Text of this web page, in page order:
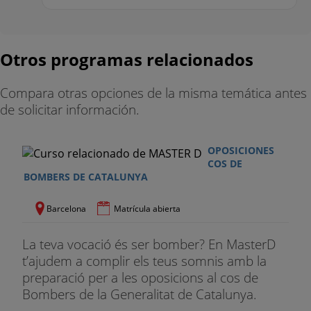
escala con agarre dígito palmar hacia el frente, a la
altura de los hombros.
Posición inicial: Flexión hombros (180º). Extensión
del codo.
Posición final: Abducción de hombros. Flexión del
codo, posición de referencia con extensión de
rodillas.
Se contarán el número de esfuerzos en flexión o
borde lateral de la escala (superiormente)
DETÉN (SALTO VERTICAL)
Finalidad: Mide la potencia extensora del tren
Otros programas relacionados
Compara otras opciones de la misma temática antes
de solicitar información.
OPOSICIONES
COS DE
BOMBERS DE CATALUNYA
Barcelona Matrícula abierta
La teva vocació és ser bomber? En MasterD
t’ajudem a complir els teus somnis amb la
preparació per a les oposicions al cos de
Bombers de la Generalitat de Catalunya.